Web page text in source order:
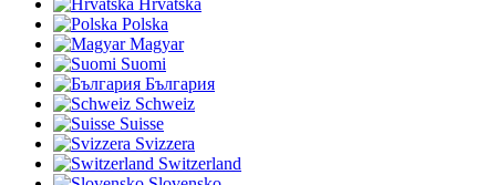
Hrvatska
Polska
Magyar
Suomi
България
Schweiz
Suisse
Svizzera
Switzerland